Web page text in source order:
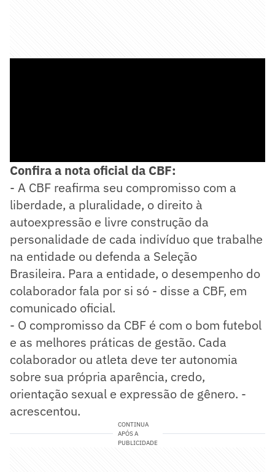
Confira a nota oficial da CBF:
- A CBF reafirma seu compromisso com a
liberdade, a pluralidade, o direito à
autoexpressão e livre construção da
personalidade de cada indivíduo que trabalhe
na entidade ou defenda a Seleção
Brasileira. Para a entidade, o desempenho do
colaborador fala por si só - disse a CBF, em
comunicado oficial.
- O compromisso da CBF é com o bom futebol
e as melhores práticas de gestão. Cada
colaborador ou atleta deve ter autonomia
sobre sua própria aparência, credo,
orientação sexual e expressão de gênero. -
acrescentou.
CONTINUA
APÓS A
PUBLICIDADE